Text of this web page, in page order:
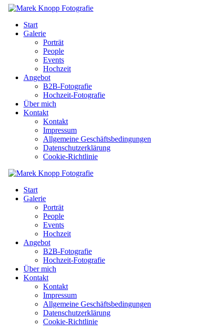
Start
Galerie
Porträt
People
Events
Hochzeit
Angebot
B2B-Fotografie
Hochzeit-Fotografie
Über mich
Kontakt
Kontakt
Impressum
Allgemeine Geschäftsbedingungen
Datenschutzerklärung
Cookie-Richtlinie
Start
Galerie
Porträt
People
Events
Hochzeit
Angebot
B2B-Fotografie
Hochzeit-Fotografie
Über mich
Kontakt
Kontakt
Impressum
Allgemeine Geschäftsbedingungen
Datenschutzerklärung
Cookie-Richtlinie